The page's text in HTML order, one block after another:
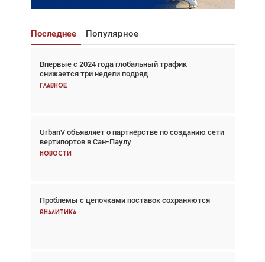
Последнее Популярное
Впервые с 2024 года глобальный трафик
снижается три недели подряд
Главное
UrbanV объявляет о партнёрстве по созданию сети
вертипортов в Сан-Паулу
Новости
Проблемы с цепочками поставок сохраняются
Аналитика
Взгляд с высоты: тандем вертолётов и БПЛА в
спасательных операциях
Главное
Авиационный фотограф Дэйв Кох: «Фотография
говорит сама за себя... а ИИ всё портит»
Новости
Впервые с 2024 года глобальный трафик
снижается три недели подряд